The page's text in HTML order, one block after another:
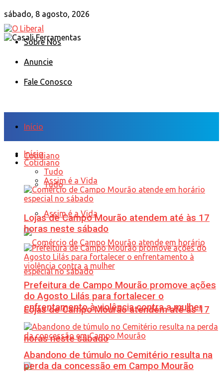
sábado, 8 agosto, 2026
Sobre Nós
Anuncie
Fale Conosco
Início
Cotidiano
Tudo
Assim é a Vida
Lojas de Campo Mourão atendem até às 17
horas neste sábado
Início
Cotidiano
Tudo
Assim é a Vida
Lojas de Campo Mourão atendem até às 17
horas neste sábado
Prefeitura de Campo Mourão promove ações
do Agosto Lilás para fortalecer o
enfrentamento à violência contra a mulher
Abandono de túmulo no Cemitério resulta na
perda da concessão em Campo Mourão